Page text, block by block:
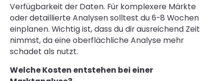
Verfügbarkeit der Daten. Für komplexere Märkte
oder detaillierte Analysen solltest du 6-8 Wochen
einplanen. Wichtig ist, dass du dir ausreichend Zeit
nimmst, da eine oberflächliche Analyse mehr
schadet als nutzt.
Welche Kosten entstehen bei einer